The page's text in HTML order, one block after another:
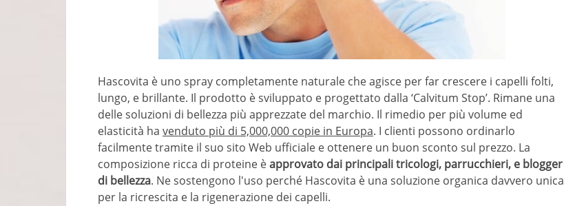
Hascovita è uno spray completamente naturale che agisce per far crescere i capelli folti,
lungo, e brillante. Il prodotto è sviluppato e progettato dalla ‘Calvitum Stop’. Rimane una
delle soluzioni di bellezza più apprezzate del marchio. Il rimedio per più volume ed
elasticità ha venduto più di 5,000,000 copie in Europa. I clienti possono ordinarlo
facilmente tramite il suo sito Web ufficiale e ottenere un buon sconto sul prezzo. La
composizione ricca di proteine ​​èapprovato dai principali tricologi, parrucchieri, e blogger
di bellezza. Ne sostengono l'uso perché Hascovita è una soluzione organica davvero unica
per la ricrescita e la rigenerazione dei capelli.